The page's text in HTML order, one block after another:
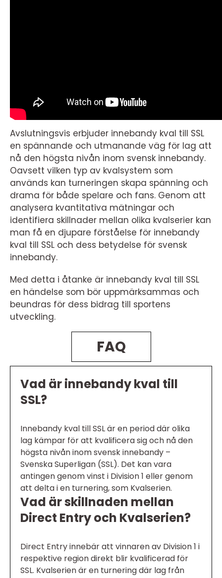
Avslutningsvis erbjuder innebandy kval till SSL
en spännande och utmanande väg för lag att
nå den högsta nivån inom svensk innebandy.
Oavsett vilken typ av kvalsystem som
används kan turneringen skapa spänning och
drama för både spelare och fans. Genom att
analysera kvantitativa mätningar och
identifiera skillnader mellan olika kvalserier kan
man få en djupare förståelse för innebandy
kval till SSL och dess betydelse för svensk
innebandy.
Med detta i åtanke är innebandy kval till SSL
en händelse som bör uppmärksammas och
beundras för dess bidrag till sportens
utveckling.
FAQ
Vad är innebandy kval till
SSL?
Innebandy kval till SSL är en period där olika
lag kämpar för att kvalificera sig och nå den
högsta nivån inom svensk innebandy –
Svenska Superligan (SSL). Det kan vara
antingen genom vinst i Division 1 eller genom
att delta i en turnering, som Kvalserien.
Vad är skillnaden mellan
Direct Entry och Kvalserien?
Direct Entry innebär att vinnaren av Division 1 i
respektive region direkt blir kvalificerad för
SSL. Kvalserien är en turnering där lag från